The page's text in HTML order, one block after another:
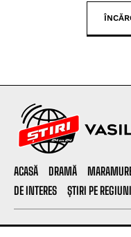
ACASĂ DRAMĂ
DE INTERES
ȘTIRI PE REGIUNI